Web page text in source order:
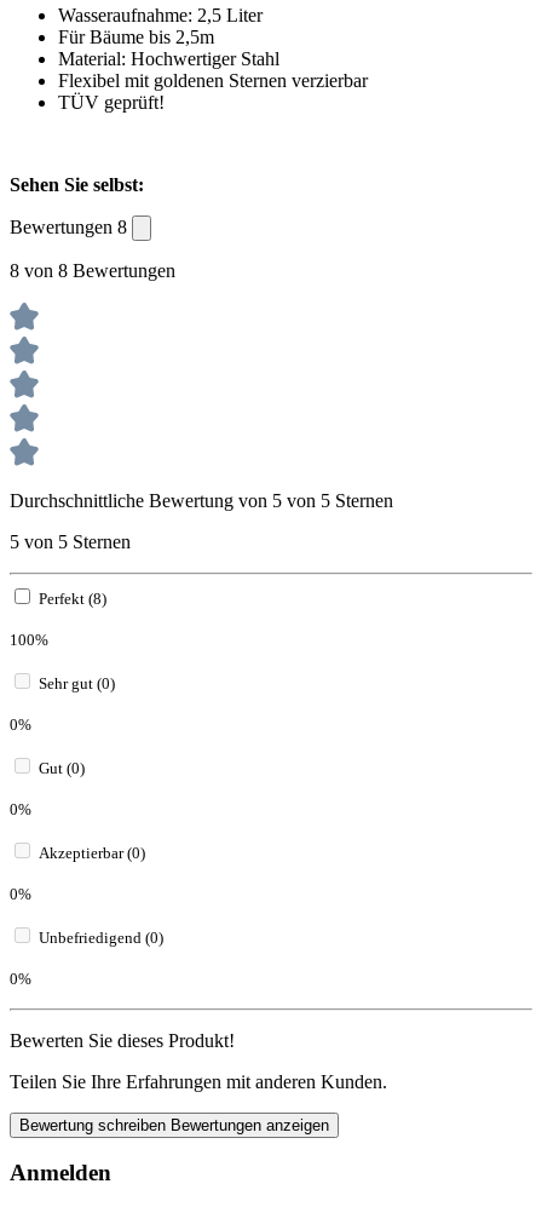
Wasseraufnahme: 2,5 Liter
Für Bäume bis 2,5m
Material: Hochwertiger Stahl
Flexibel mit goldenen Sternen verzierbar
TÜV geprüft!
Sehen Sie selbst:
Bewertungen 8
8 von 8 Bewertungen
Durchschnittliche Bewertung von 5 von 5 Sternen
5 von 5 Sternen
Perfekt (8)
100%
Sehr gut (0)
0%
Gut (0)
0%
Akzeptierbar (0)
0%
Unbefriedigend (0)
0%
Bewerten Sie dieses Produkt!
Teilen Sie Ihre Erfahrungen mit anderen Kunden.
Bewertung schreiben Bewertungen anzeigen
Anmelden